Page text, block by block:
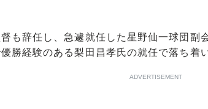
も辞任し、急遽就任した星野仙一球団副
勝経験のある梨田昌孝氏の就任で落ち着
ADVERTISEMENT